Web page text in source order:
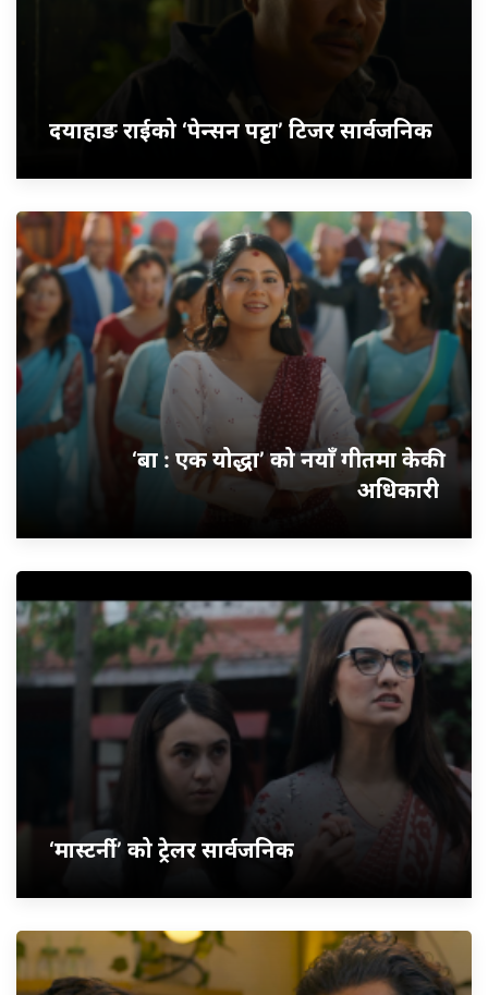
दयाहाङ राईको ‘पेन्सन पट्टा’ टिजर सार्वजनिक
‘बा : एक योद्धा’ को नयाँ गीतमा केकी
अधिकारी
‘मास्टर्नी’ को ट्रेलर सार्वजनिक